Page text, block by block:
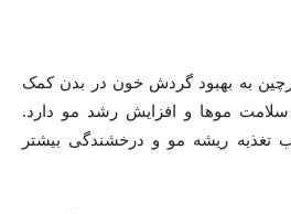
به بهبود گردش خون در بدن کمک
موها و افزایش رشد مو دارد.
ریشه مو و درخشندگی بیشتر